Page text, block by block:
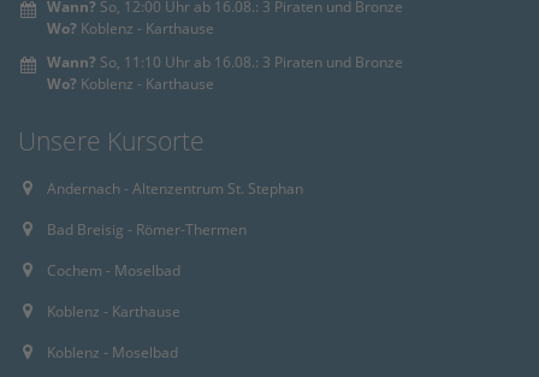
Wann? So, 12:00 Uhr ab 16.08.: 3 Piraten und Bronze
Wo? Koblenz - Karthause
Wann? So, 11:10 Uhr ab 16.08.: 3 Piraten und Bronze
Wo? Koblenz - Karthause
Unsere Kursorte
Andernach - Altenzentrum St. Stephan
Bad Breisig - Römer-Thermen
Cochem - Moselbad
Koblenz - Karthause
Koblenz - Moselbad